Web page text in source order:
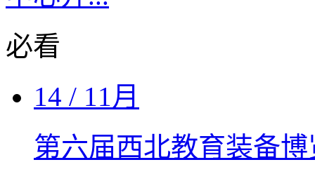
必看
14 / 11月
第六届西北教育装备博